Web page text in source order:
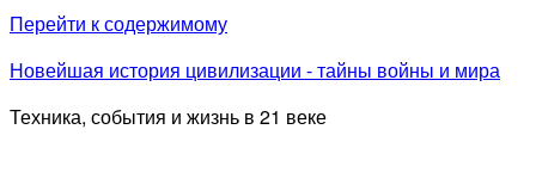
Перейти к содержимому
Новейшая история цивилизации - тайны войны и мира
Техника, события и жизнь в 21 веке